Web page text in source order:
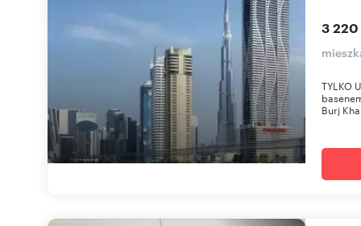
3
TYLKO
Burj